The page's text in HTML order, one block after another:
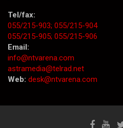
Tel/fax:
055/215-903; 055/215-904
055/215-905; 055/215-906
Email:
info@ntvarena.com
astramedia@telrad.net
Web: desk@ntvarena.com